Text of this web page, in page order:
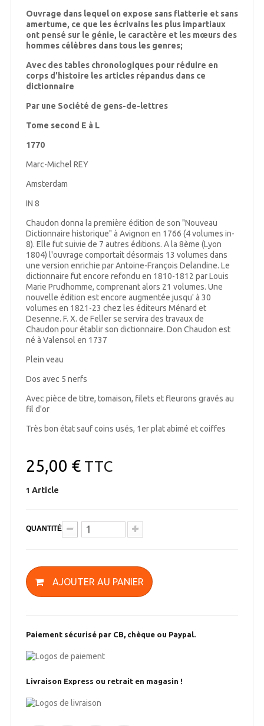
Ouvrage dans lequel on expose sans flatterie et sans
amertume, ce que les écrivains les plus impartiaux
ont pensé sur le génie, le caractère et les mœurs des
hommes célèbres dans tous les genres;
Avec des tables chronologiques pour réduire en
corps d'histoire les articles répandus dans ce
dictionnaire
Par une Société de gens-de-lettres
Tome second E à L
1770
Marc-Michel REY
Amsterdam
IN 8
‎Chaudon donna la première édition de son "Nouveau
Dictionnaire historique" à Avignon en 1766 (4 volumes in-
8). Elle fut suivie de 7 autres éditions. A la 8ème (Lyon
1804) l'ouvrage comportait désormais 13 volumes dans
une version enrichie par Antoine-François Delandine. Le
dictionnaire fut encore refondu en 1810-1812 par Louis
Marie Prudhomme, comprenant alors 21 volumes. Une
nouvelle édition est encore augmentée jusqu' à 30
volumes en 1821-23 chez les éditeurs Ménard et
Desenne. F. X. de Feller se servira des travaux de
Chaudon pour établir son dictionnaire. Don Chaudon est
né à Valensol en 1737
Plein veau
Dos avec 5 nerfs
Avec pièce de titre, tomaison, filets et fleurons gravés au
fil d'or
Très bon état sauf coins usés, 1er plat abimé et coiffes
25,00 €TTC
1 Article
QUANTITÉ
AJOUTER AU PANIER
Paiement sécurisé par CB, chèque ou Paypal.
Livraison Express ou retrait en magasin !